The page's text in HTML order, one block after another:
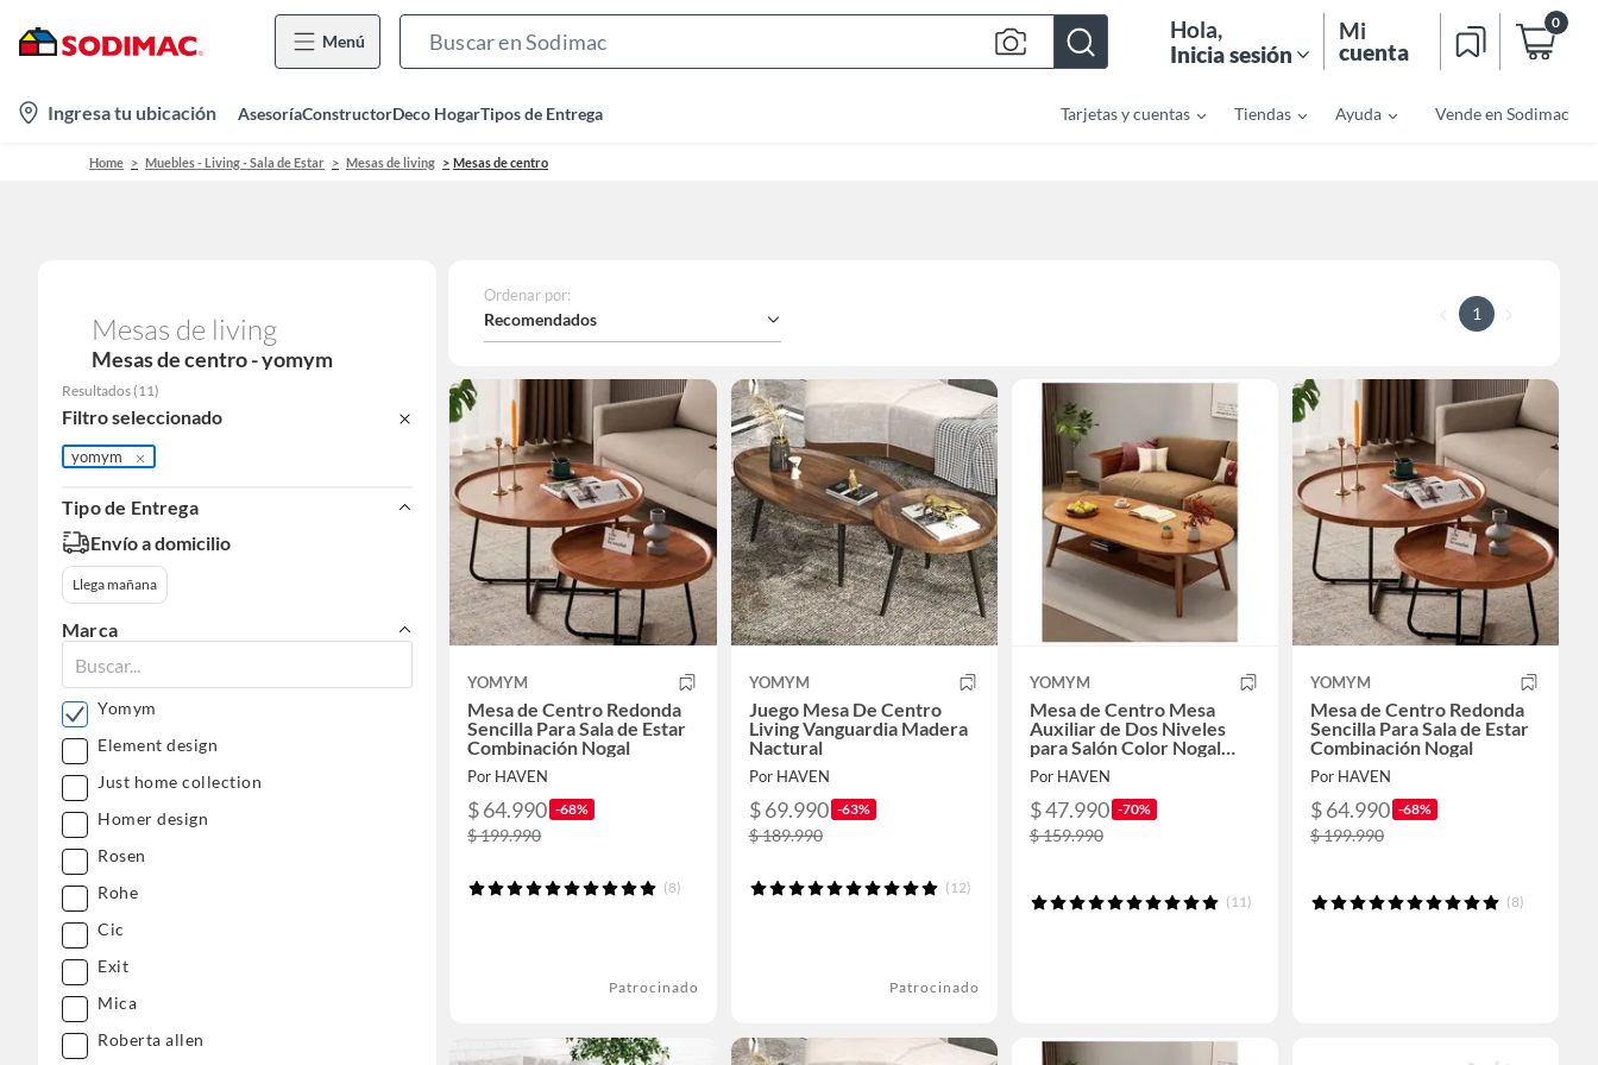
Menú
Bar
Hola,
Inicia sesión
Mi
cuenta
0
location-
icon
Ingresa tu ubicación AsesoríaConstructorDeco HogarTipos de Entrega Tarjetas y cuentas Tiendas Ayuda Vende en Sodimac
Home Muebles - Living - Sala de Estar Mesas de living Mesas de centro
Mesas de living
Mesas de centro - yomym
Resultados (11)
Filtro seleccionado
yomym
Tipo de Entrega
Envío a domicilio
Llega mañana
Marca
Yomym
Element design
Just home collection
Homer design
Rosen
Rohe
Cic
Exit
Mica
Roberta allen
Ordenar por:
Recomendados 1
YOMYM
Mesa de Centro Redonda
Sencilla Para Sala de Estar
Combinación Nogal
Por HAVEN
$ 64.990 -68%
$ 199.990
(8)
Patrocinado
YOMYM
Juego Mesa De Centro
Living Vanguardia Madera
Nactural
Por HAVEN
$ 69.990 -63%
$ 189.990
(12)
Patrocinado
YOMYM
Mesa de Centro Mesa
Auxiliar de Dos Niveles
para Salón Color Nogal
120×60×42CM
Por HAVEN
$ 47.990 -70%
$ 159.990
(11)
YOMYM
Mesa de Centro Redonda
Sencilla Para Sala de Estar
Combinación Nogal
Por HAVEN
$ 64.990 -68%
$ 199.990
(8)